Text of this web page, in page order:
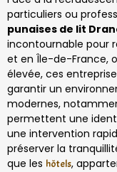
particuliers ou
punaises de lit
incontournable pour
et en Île-de-France,
élevée, ces
garantir un
modernes,
permettent une
une intervention
préserver la
que les hôtels,